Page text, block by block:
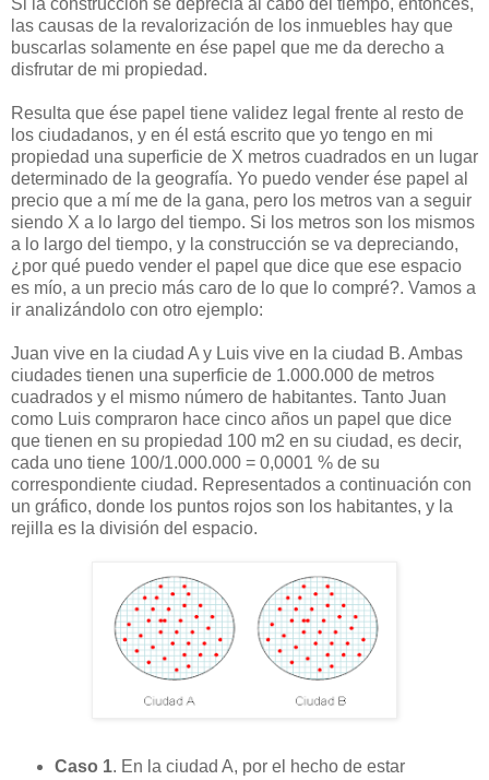
Si la construcción se deprecia al cabo del tiempo, entonces,
las causas de la revalorización de los inmuebles hay que
buscarlas solamente en ése papel que me da derecho a
disfrutar de mi propiedad.
Resulta que ése papel tiene validez legal frente al resto de
los ciudadanos, y en él está escrito que yo tengo en mi
propiedad una superficie de X metros cuadrados en un lugar
determinado de la geografía. Yo puedo vender ése papel al
precio que a mí me de la gana, pero los metros van a seguir
siendo X a lo largo del tiempo. Si los metros son los mismos
a lo largo del tiempo, y la construcción se va depreciando,
¿por qué puedo vender el papel que dice que ese espacio
es mío, a un precio más caro de lo que lo compré?. Vamos a
ir analizándolo con otro ejemplo:
Juan vive en la ciudad A y Luis vive en la ciudad B. Ambas
ciudades tienen una superficie de 1.000.000 de metros
cuadrados y el mismo número de habitantes. Tanto Juan
como Luis compraron hace cinco años un papel que dice
que tienen en su propiedad 100 m2 en su ciudad, es decir,
cada uno tiene 100/1.000.000 = 0,0001 % de su
correspondiente ciudad. Representados a continuación con
un gráfico, donde los puntos rojos son los habitantes, y la
rejilla es la división del espacio.
Caso 1. En la ciudad A, por el hecho de estar